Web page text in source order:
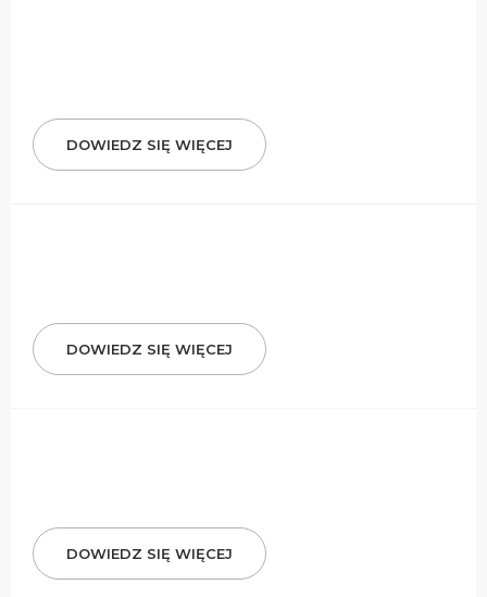
DOWIEDZ SIĘ WIĘCEJ
DOWIEDZ SIĘ WIĘCEJ
DOWIEDZ SIĘ WIĘCEJ